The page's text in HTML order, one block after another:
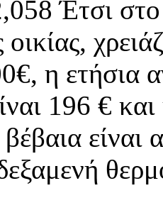
Έτσι στο
η ετήσια
196 €
είναι
δεξαμενή